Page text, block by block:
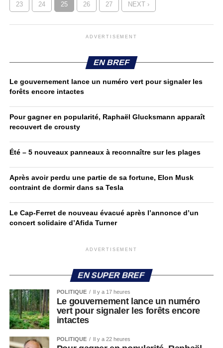
23 24 25 26 27 NEXT ›
ADVERTISEMENT
EN BREF
Le gouvernement lance un numéro vert pour signaler les
forêts encore intactes
Pour gagner en popularité, Raphaël Glucksmann apparaît
recouvert de crousty
Été – 5 nouveaux panneaux à reconnaître sur les plages
Après avoir perdu une partie de sa fortune, Elon Musk
contraint de dormir dans sa Tesla
Le Cap-Ferret de nouveau évacué après l’annonce d’un
concert solidaire d’Afida Turner
ADVERTISEMENT
EN SUPER BREF
POLITIQUE Il y a 17 heures
Le gouvernement lance un numéro
vert pour signaler les forêts encore
intactes
POLITIQUE Il y a 22 heures